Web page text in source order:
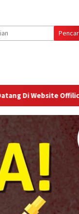
Offilical PI-News